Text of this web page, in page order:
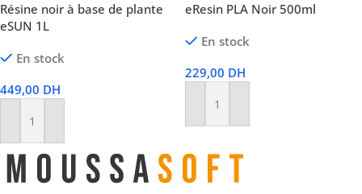
Résine noir à base de plante
eSUN 1L
En stock
449,00 DH
Ajouter Au Panier
eResin PLA Noir 500ml
En stock
229,00 DH
Ajouter Au Panier